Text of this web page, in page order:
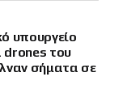
υπουργείο
drones του
σήματα σε